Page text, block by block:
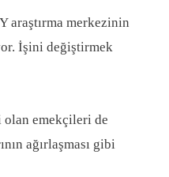
araştırma merkezinin
İşini değiştirmek
olan emekçileri de
ağırlaşması gibi